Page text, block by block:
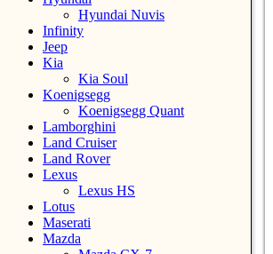
Hyundai Nuvis
Infinity
Jeep
Kia
Kia Soul
Koenigsegg
Koenigsegg Quant
Lamborghini
Land Cruiser
Land Rover
Lexus
Lexus HS
Lotus
Maserati
Mazda